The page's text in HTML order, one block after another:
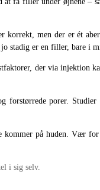
men der er ét
stadig er en filler, bare
der via injektion
forstørrede porer.
på huden. Vær
i sig selv.